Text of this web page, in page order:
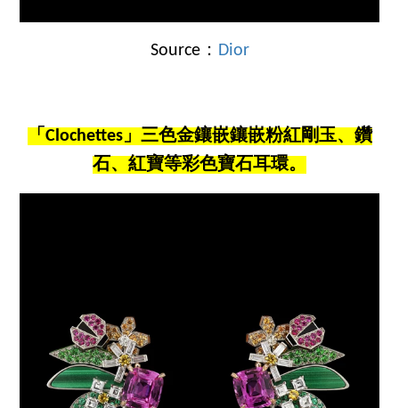
Source： Dior
「Clochettes」三色金鑲嵌鑲嵌粉紅剛玉、鑽
石、紅寶等彩色寶石耳環。